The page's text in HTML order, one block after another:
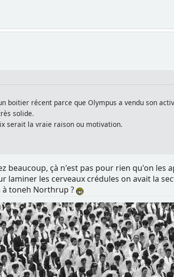
boitier récent parce que Olympus a vendu son
solide.
serait la vraie raison ou motivation.
beaucoup, çà n'est pas pour rien qu'on les
les cerveaux crédules on avait la
toneh Northrup ?